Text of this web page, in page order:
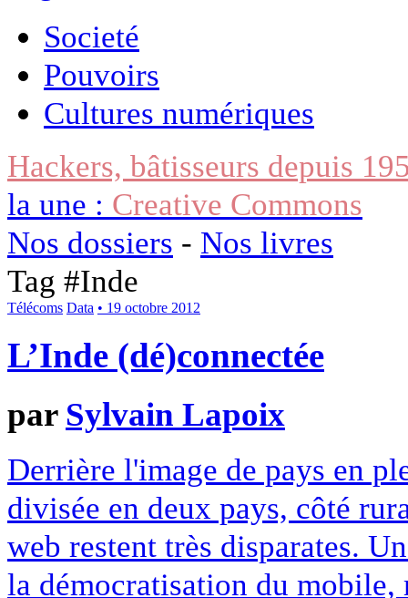
Societé
Pouvoirs
Cultures numériques
Hackers, bâtisseurs depuis
la une : Creative Commons
Nos dossiers - Nos livres
Tag #Inde
Télécoms Data • 19 octobre 2012
L’Inde (dé)connectée
par Sylvain Lapoix
Derrière l'image de pays en
divisée en deux pays, côté
web restent très disparates.
la démocratisation du